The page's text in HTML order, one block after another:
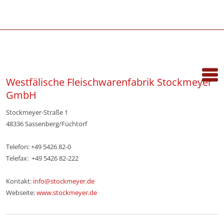
Westfälische Fleischwarenfabrik Stockmeyer
GmbH
Stockmeyer-Straße 1
48336 Sassenberg/Füchtorf
Telefon: +49 5426 82-0
Telefax: +49 5426 82-222
Kontakt: info@stockmeyer.de
Webseite:www.stockmeyer.de